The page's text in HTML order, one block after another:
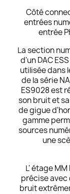
Côté
entrées
entrée
La section
d'un DAC
utilisée dans
de la série
ES9028 est
son bruit et
de gigue
gamme
sources
une
L' étage
précise avec
bruit